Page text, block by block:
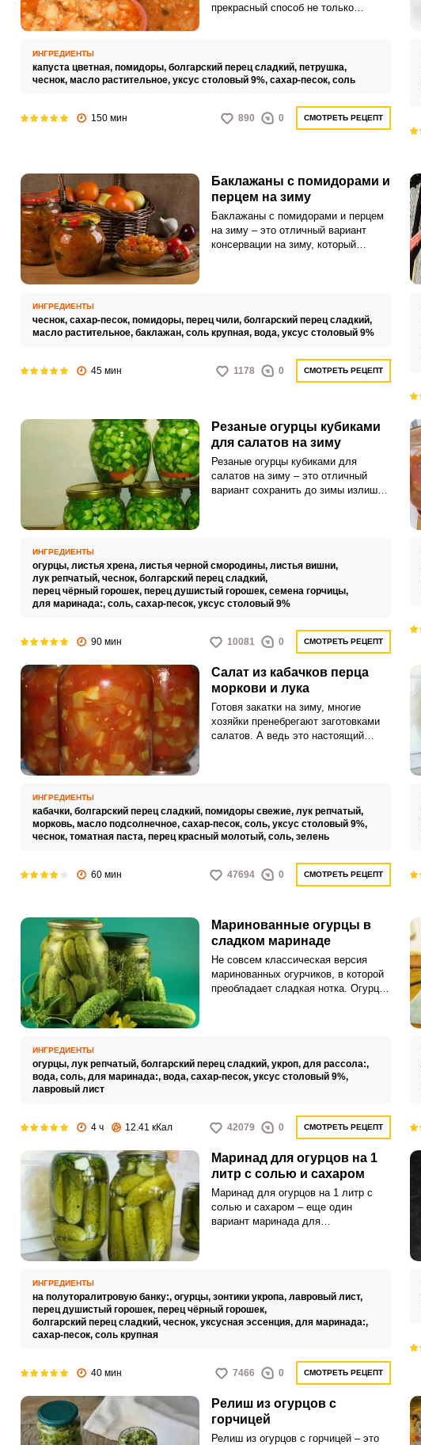
прекрасный способ не только
минералы и прочие полезные
вещества, которые в них
заряжаться ими в зимний период.
Кроме того, что салат очень
ИНГРЕДИЕНТЫ
капуста цветная, помидоры, болгарский перец сладкий, петрушка,
чеснок, масло растительное, уксус столовый 9%, сахар-песок, соль
150 мин 890 0 СМОТРЕТЬ РЕЦЕПТ
Баклажаны с помидорами и
перцем на зиму
Баклажаны с помидорами и перцем
на зиму – это отличный вариант
консервации на зиму, который
сохраняете запас летних витаминов,
которых очень уж не хватает зимой.
ИНГРЕДИЕНТЫ
чеснок, сахар-песок, помидоры, перец чили, болгарский перец сладкий,
масло растительное, баклажан, соль крупная, вода, уксус столовый 9%
45 мин 1178 0 СМОТРЕТЬ РЕЦЕПТ
Резаные огурцы кубиками
для салатов на зиму
Резаные огурцы кубиками для
салатов на зиму – это отличный
вариант сохранить до зимы излишки
подавать на стол как
самостоятельную закуску или в
дополнение к более серьезным
вторым блюдам.
ИНГРЕДИЕНТЫ
огурцы, листья хрена, листья черной смородины, листья вишни,
лук репчатый, чеснок, болгарский перец сладкий,
перец чёрный горошек, перец душистый горошек, семена горчицы,
для маринада:, соль, сахар-песок, уксус столовый 9%
90 мин 10081 0 СМОТРЕТЬ РЕЦЕПТ
Салат из кабачков перца
моркови и лука
Готовя закатки на зиму, многие
хозяйки пренебрегают заготовками
салатов. А ведь это настоящий
ИНГРЕДИЕНТЫ
кабачки, болгарский перец сладкий, помидоры свежие, лук репчатый,
морковь, масло подсолнечное, сахар-песок, соль, уксус столовый 9%,
чеснок, томатная паста, перец красный молотый, соль, зелень
60 мин 47694 0 СМОТРЕТЬ РЕЦЕПТ
Маринованные огурцы в
сладком маринаде
Не совсем классическая версия
маринованных огурчиков, в которой
преобладает сладкая нотка. Огурцы
ИНГРЕДИЕНТЫ
огурцы, лук репчатый, болгарский перец сладкий, укроп, для рассола:,
вода, соль, для маринада:, вода, сахар-песок, уксус столовый 9%,
лавровый лист
4 ч 12.41 кКал 42079 0 СМОТРЕТЬ РЕЦЕПТ
Маринад для огурцов на 1
литр с солью и сахаром
Маринад для огурцов на 1 литр с
солью и сахаром – еще один
вариант маринада для
данный момент или же грядки
засыпаны снегом. Как известно,
маринад, наравне с правильным
выбору рецепта нужно подходить
аккуратно и четко представлять, что
выходе.Советы по
ингредиентам:Мариновать огурцы
следует только с использованием
ИНГРЕДИЕНТЫ
на полуторалитровую банку:, огурцы, зонтики укропа, лавровый лист,
перец душистый горошек, перец чёрный горошек,
болгарский перец сладкий, чеснок, уксусная эссенция, для маринада:,
сахар-песок, соль крупная
40 мин 7466 0 СМОТРЕТЬ РЕЦЕПТ
Релиш из огурцов с
горчицей
Релиш из огурцов с горчицей – это